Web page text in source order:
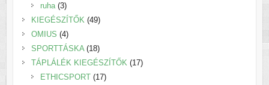
ruha 33
termék
KIEGÉSZÍTŐK 4949
OMIUS 44
termék
SPORTTÁSKA 1818
termék
TÁPLÁLÉK KIEGÉSZÍTŐK 1717
ETHICSPORT 1717